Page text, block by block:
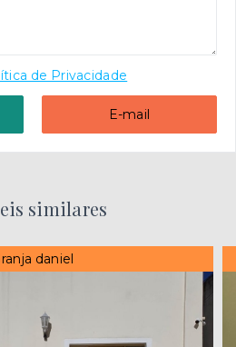
de Privacidade
E-mail
similares
daniel